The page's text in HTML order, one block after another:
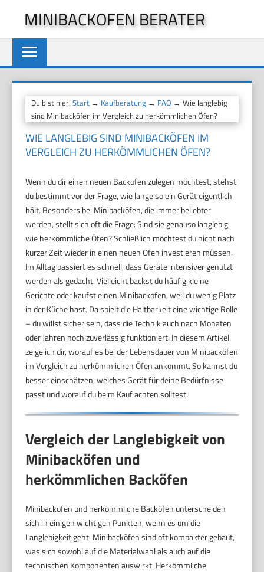
springen
MINIBACKOFEN BERATER
Du bist hier:Start → Kaufberatung → FAQ → Wie langlebig
sind Minibacköfen im Vergleich zu herkömmlichen Öfen?
WIE LANGLEBIG SIND MINIBACKÖFEN IM
VERGLEICH ZU HERKÖMMLICHEN ÖFEN?
Wenn du dir einen neuen Backofen zulegen möchtest, stehst
du bestimmt vor der Frage, wie lange so ein Gerät eigentlich
hält. Besonders bei Minibacköfen, die immer beliebter
werden, stellt sich oft die Frage: Sind sie genauso langlebig
wie herkömmliche Öfen? Schließlich möchtest du nicht nach
kurzer Zeit wieder in einen neuen Ofen investieren müssen.
Im Alltag passiert es schnell, dass Geräte intensiver genutzt
werden als gedacht. Vielleicht backst du häufig kleine
Gerichte oder kaufst einen Minibackofen, weil du wenig Platz
in der Küche hast. Da spielt die Haltbarkeit eine wichtige Rolle
– du willst sicher sein, dass die Technik auch nach Monaten
oder Jahren noch zuverlässig funktioniert. In diesem Artikel
zeige ich dir, worauf es bei der Lebensdauer von Minibacköfen
im Vergleich zu herkömmlichen Öfen ankommt. So kannst du
besser einschätzen, welches Gerät für deine Bedürfnisse
passt und worauf du beim Kauf achten solltest.
Vergleich der Langlebigkeit von
Minibacköfen und
herkömmlichen Backöfen
Minibacköfen und herkömmliche Backöfen unterscheiden
sich in einigen wichtigen Punkten, wenn es um die
Langlebigkeit geht. Minibacköfen sind oft kompakter gebaut,
was sich sowohl auf die Materialwahl als auch auf die
technischen Komponenten auswirkt. Herkömmliche